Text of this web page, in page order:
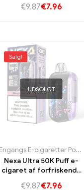
50K vape
€9.87€7.96
Salg!
UDSOLGT
Engangs E-cigaretter Portugal
Nexa Ultra 50K Puff e-
cigaret af forfriskende
Georgia Peach Ice Taste
€9.87€7.96